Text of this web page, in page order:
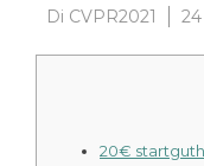
Di CVPR2021
20€